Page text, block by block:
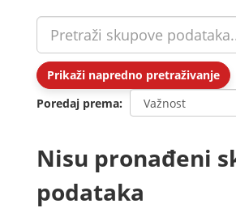
Prikaži napredno pretraživanje
Poredaj prema
Nisu pronađeni
podataka